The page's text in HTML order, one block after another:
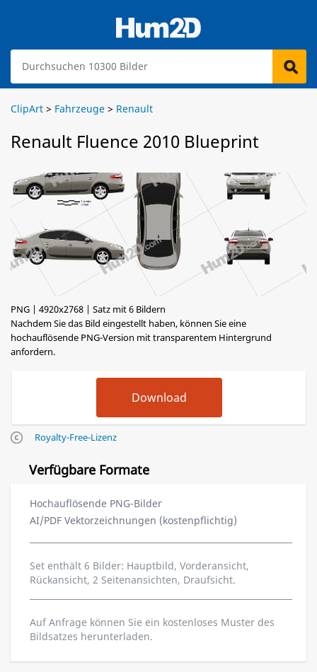
ClipArt > Fahrzeuge > Renault
Renault Fluence 2010 Blueprint
PNG | 4920x2768 | Satz mit 6 Bildern
Nachdem Sie das Bild eingestellt haben, können Sie eine
hochauflösende PNG-Version mit transparentem Hintergrund
anfordern.
Royalty-Free-Lizenz
Verfügbare Formate
Hochauflösende PNG-Bilder
AI/PDF Vektorzeichnungen (kostenpflichtig)
Set enthält 6 Bilder: Hauptbild, Vorderansicht,
Rückansicht, 2 Seitenansichten, Draufsicht.
Auf Anfrage können Sie ein kostenloses Muster des
Bildsatzes herunterladen.